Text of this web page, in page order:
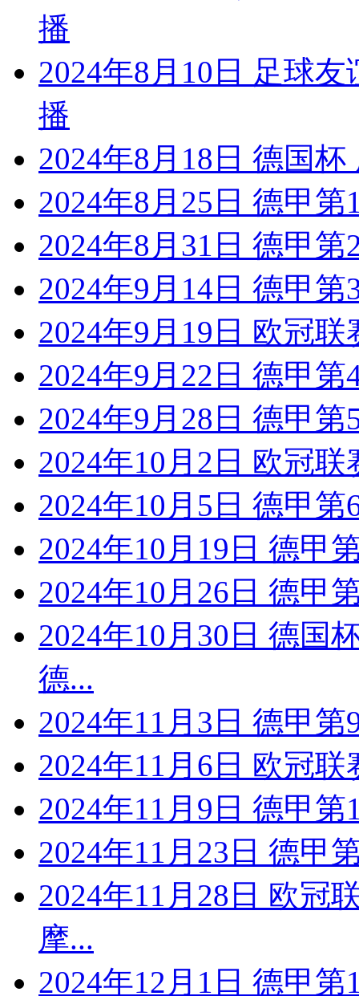
播
2024年8月10日 足球
播
2024年8月18日 德国
2024年8月25日 德甲
2024年8月31日 德甲
2024年9月14日 德甲
2024年9月19日 欧冠
2024年9月22日 德甲
2024年9月28日 德甲
2024年10月2日 欧冠
2024年10月5日 德甲
2024年10月19日 德甲
2024年10月26日 德甲
2024年10月30日 德国
德...
2024年11月3日 德甲
2024年11月6日 欧冠
2024年11月9日 德甲
2024年11月23日 德甲
2024年11月28日 欧冠
摩...
2024年12月1日 德甲